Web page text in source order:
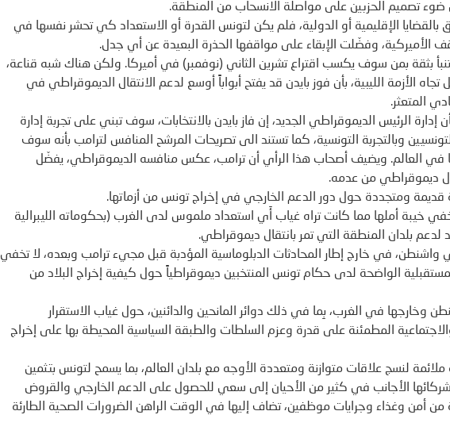
ضوء تصميم الحزبين على مواصلة الانسحاب من المنطقة.
الإقليمية أو الدولية، فلم يكن لتونس القدرة أو الاستعداد كي تحشر نفسها في
وفضّلت الإبقاء على مواقفها الحذرة البعيدة عن أي جدل.
بثقة بمن سوف يكسب اقتراع تشرين الثاني (نوفمبر) في أميركا. ولكن هناك شبه قناعة،
الأزمة الليبية، بأن فوز بايدن قد يفتح أبواباً أوسع لدعم الانتقال الديموقراطي في
المتعثر.
إدارة الرئيس الديموقراطي الجديد، إن فاز بايدن بالانتخابات، سوف تبني على تجربة إدارة
وبالتجربة التونسية، كما تستند الى تصريحات المرشح المنافس لترامب بأنه سوف
في العالم. ويضيف أصحاب هذا الرأي أن ترامب، عكس منافسه الديموقراطي، يفضّل
ديموقراطي من عدمه.
قديمة ومتجددة حول دور الدعم الخارجي في إخراج تونس من أزماتها.
خيبة أملها مما كانت تراه غياب أَي استعداد ملموس لدى الغرب (بحكوماته الليبرالية
بلدان المنطقة التي تمر بانتقال ديموقراطي.
في خارج إطار المحادثات الدبلوماسية المؤدبة قبل مجيء ترامب وبعده، لا تخفي
الواضحة لدى حكام تونس المنتخبين ديموقراطياً حول كيفية إخراج البلاد من
وخارجها في الغرب، بِما في ذلك دوائر المانحين والدائنين، حول غياب الاستقرار
المطمئنة على قدرة وعزم السلطات والطبقة السياسية المحيطة بها على إخراج
لنسج علاقات متوازنة ومتعددة الأوجه مع بلدان العالم، بما يسمح لتونس بتثمين
شركائها الأجانب في كثير من الأحيان إلى سعي للحصول على الدعم الخارجي والقروض
من أمن وغذاء وجرايات موظفين، تضاف إليها في الوقت الراهن الضرورات الصحية الطارئة